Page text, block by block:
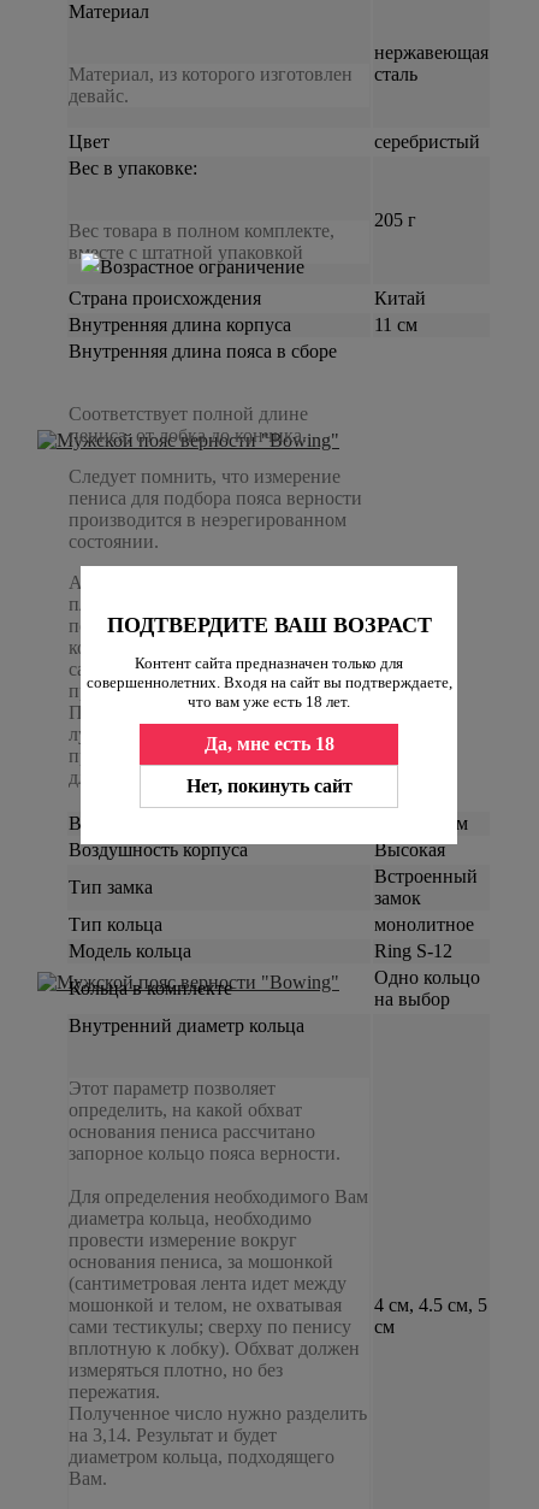
ПОДТВЕРДИТЕ ВАШ ВОЗРАСТ
Контент сайта предназначен только для
совершеннолетних. Входя на сайт вы подтверждаете,
что вам уже есть 18 лет.
Да, мне есть 18
Нет, покинуть сайт
Материал
Материал, из которого изготовлен
девайс.
нержавеющая
сталь
Цвет
серебристый
Вес в упаковке:
Вес товара в полном комплекте,
вместе с штатной упаковкой
205 г
Страна происхождения
Китай
Внутренняя длина корпуса
11 см
Внутренняя длина пояса в сборе
Соответствует полной длине
пениса, от лобка до кончика.
Следует помнить, что измерение
пениса для подбора пояса верности
производится в неэрегированном
состоянии.
А так же следует учесть, что
пластичность пениса позволяет
поместить его в корпус, размер
которого значительно меньше
самого пениса. Комфорт ношения
при этом ощутимо снижается.
Поэтому, для длительного ношения
лучше подбирать корпус,
приблизительно соответствующий
длине пениса.
Внутренний диаметр корпуса
3.3 × 3.3 см
Воздушность корпуса
Высокая
Тип замка
Встроенный
замок
Тип кольца
монолитное
Модель кольца
Ring S-12
Кольца в комплекте
Одно кольцо
на выбор
Внутренний диаметр кольца
Этот параметр позволяет
определить, на какой обхват
основания пениса рассчитано
запорное кольцо пояса верности.
Для определения необходимого Вам
диаметра кольца, необходимо
провести измерение вокруг
основания пениса, за мошонкой
(сантиметровая лента идет между
мошонкой и телом, не охватывая
сами тестикулы; сверху по пенису
вплотную к лобку). Обхват должен
измеряться плотно, но без
пережатия.
Полученное число нужно разделить
на 3,14. Результат и будет
диаметром кольца, подходящего
Вам.
4 см, 4.5 см, 5
см